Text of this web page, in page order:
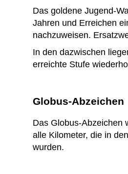
Das goldene Jugend-
Jahren und Erreichen
nachzuweisen.
In den dazwischen
erreichte Stufe
Globus-Abzeichen
Das Globus-Abzeichen
alle Kilometer, die in
wurden.